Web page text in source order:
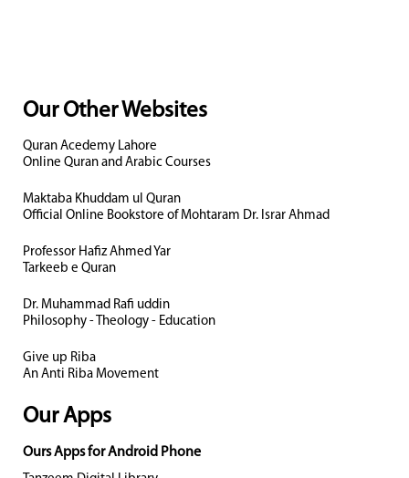
Our Other Websites
Quran Acedemy Lahore
Online Quran and Arabic Courses
Maktaba Khuddam ul Quran
Official Online Bookstore of Mohtaram Dr. Israr Ahmad
Professor Hafiz Ahmed Yar
Tarkeeb e Quran
Dr. Muhammad Rafi uddin
Philosophy - Theology - Education
Give up Riba
An Anti Riba Movement
Our Apps
Ours Apps for Android Phone